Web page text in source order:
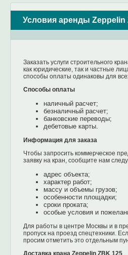
Условия аренды Zeppelin
Заказать услуги строительного
как юридические, так и частные
способы оплаты одинаковы для
Способы оплаты
наличный расчет;
безналичный расчет;
банковские переводы;
дебетовые карты.
Информация для заказа
Чтобы запросить коммерческое
заявку на кран, сообщите нам
адрес объекта;
характер работ;
массу и объемы грузов;
особенности площадки;
сроки проката;
особые условия и
Для работы в центре Москвы и в
пропуск на проезд спецтехники.
просим отметить это отдельным
Доставка крана Zeppelin ZBK 125